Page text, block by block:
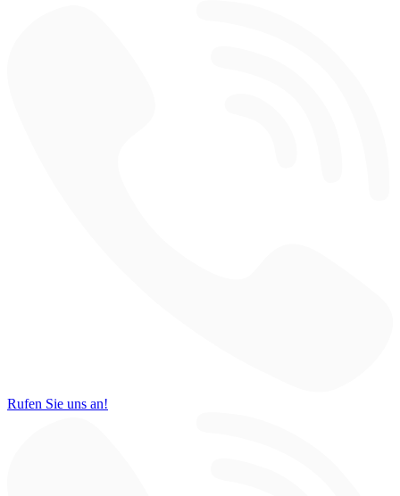
Rufen Sie uns an!